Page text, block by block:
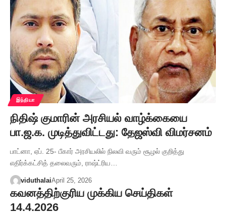
இந்தியா
நிதிஷ் குமாரின் அரசியல் வாழ்க்கையை
பா.ஜ.க. முடித்துவிட்டது: தேஜஸ்வி விமர்சனம்
பாட்னா, ஏப். 25- பீகார் அரசியலில் நிலவி வரும் சூழல் குறித்து
எதிர்க்கட்சித் தலைவரும், ராஷ்ட்ரிய…
viduthalaiApril 25, 2026
கவனத்திற்குரிய முக்கிய செய்திகள்
14.4.2026